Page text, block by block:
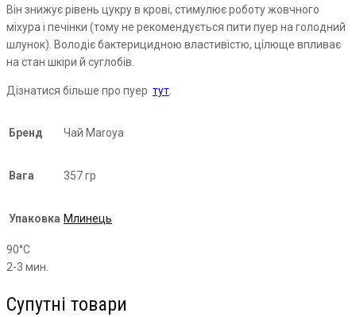
Він знижує рівень цукру в крові, стимулює роботу жовчного
міхура і печінки (тому не рекомендується пити пуер на голодний
шлунок). Володіє бактерицидною властивістю, цілюще впливає
на стан шкіри й суглобів.
Дізнатися більше про пуер тут.
Бренд Чай Maroya
Вага 357 гр
Упаковка Млинець
90°С
2-3 мин.
Супутні товари